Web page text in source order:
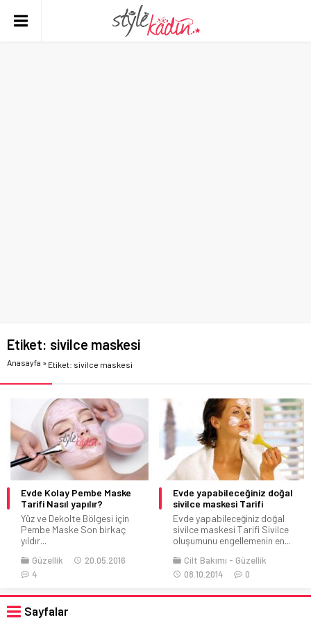
Etiket: sivilce maskesi
Anasayfa » Etiket: sivilce maskesi
Evde Kolay Pembe Maske
Tarifi Nasıl yapılır?
Yüz ve Dekolte Bölgesi için
Pembe Maske Son birkaç
yıldır...
Güzellik
20.05.2016
4
Evde yapabileceğiniz doğal
sivilce maskesi Tarifi
Evde yapabileceğiniz doğal
sivilce maskesi Tarifi Sivilce
oluşumunu engellemenin en...
Cilt Bakımı
Güzellik
08.10.2014
0
Sayfalar